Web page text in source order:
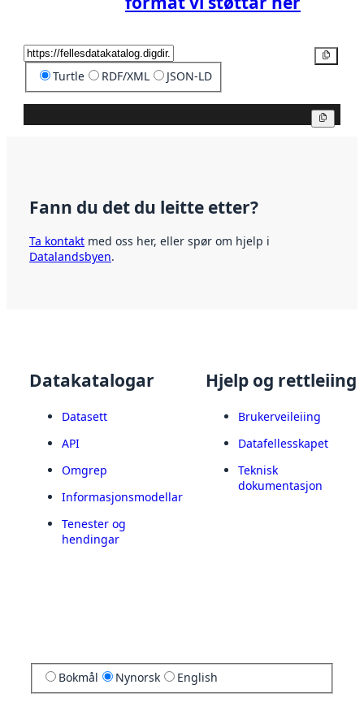
Turtle RDF/XML JSON-LD
Fann du det du leitte etter?
Ta kontakt med oss her, eller spør om hjelp i
Datalandsbyen.
Datakatalogar
Datasett
API
Omgrep
Informasjonsmodellar
Tenester og
hendingar
Hjelp og rettleiing
Brukerveileiing
Datafellesskapet
Teknisk
dokumentasjon
Bokmål Nynorsk English